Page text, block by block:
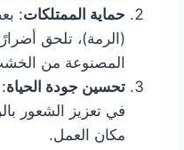
حماية الممتلكات:
(الرمة)، تلحق
المصنوعة من
تحسين جودة الحياة
في تعزيز الشعور
مكان العمل.